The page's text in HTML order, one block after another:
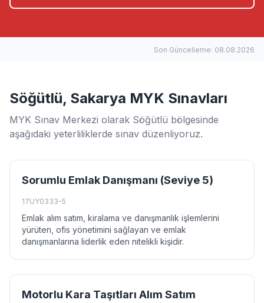
Son Güncelleme: 08.08.2026
Söğütlü, Sakarya MYK Sınavları
MYK Sınav Merkezi olarak Söğütlü bölgesinde
aşağıdaki yeterliliklerde sınav düzenliyoruz.
Sorumlu Emlak Danışmanı (Seviye 5)
17UY0333-5
Emlak alım satım, kiralama ve danışmanlık işlemlerini
yürüten, ofis yönetimini sağlayan ve emlak
danışmanlarına liderlik eden nitelikli kişidir.
Motorlu Kara Taşıtları Alım Satım